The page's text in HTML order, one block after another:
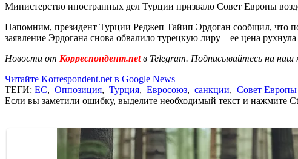
Министерство иностранных дел Турции призвало Совет Европы
Напомним, президент Турции Реджеп Тайип Эрдоган сообщил, что
заявление Эрдогана снова обвалило турецкую лиру – ее цена
Новости от Корреспондент.netв Telegram. Подписывайтесь на наш
Читайте Korrespondent.net в Google News
ТЕГИ: ЕС, Оппозиция, Турция, Евросоюз, санкции, Совет Европы
Если вы заметили ошибку, выделите необходимый текст и нажмите